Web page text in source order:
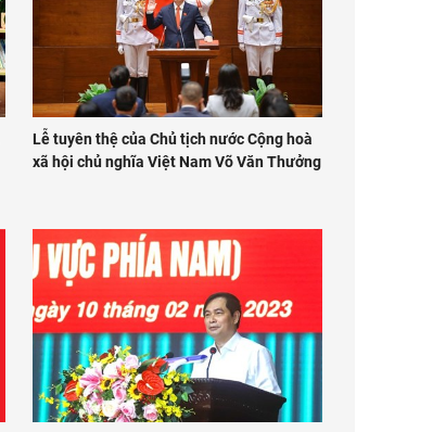
Lễ tuyên thệ của Chủ tịch nước Cộng hoà
xã hội chủ nghĩa Việt Nam Võ Văn Thưởng